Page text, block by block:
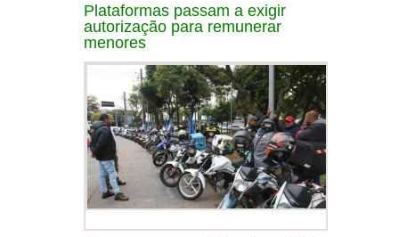
Plataformas passam a exigir
autorização para remunerar
menores